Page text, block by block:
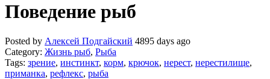
Поведение рыб
Posted by Алексей Подгайский 4895 days ago
Category: Жизнь рыб, Рыба
Tags: зрение, инстинкт, корм, крючок, нерест, нерестилище,
приманка, рефлекс, рыба